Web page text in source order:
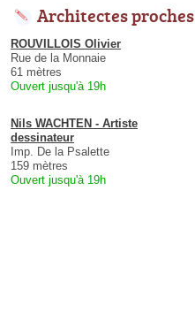
Architectes proches
ROUVILLOIS Olivier
Rue de la Monnaie
61 mètres
Ouvert jusqu'à 19h
Nils WACHTEN - Artiste
dessinateur
Imp. De la Psalette
159 mètres
Ouvert jusqu'à 19h